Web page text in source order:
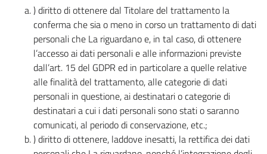
) diritto di ottenere dal Titolare del trattamento la
conferma che sia o meno in corso un trattamento di dati
personali che La riguardano e, in tal caso, di ottenere
l’accesso ai dati personali e alle informazioni previste
dall’art. 15 del GDPR ed in particolare a quelle relative
alle finalità del trattamento, alle categorie di dati
personali in questione, ai destinatari o categorie di
destinatari a cui i dati personali sono stati o saranno
comunicati, al periodo di conservazione, etc.;
) diritto di ottenere, laddove inesatti, la rettifica dei dati